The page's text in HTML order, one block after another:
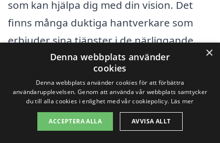
som kan hjälpa dig med din vision. Det
finns många duktiga hantverkare som
erbjuder sina tjänster i de närliggande
städerna, vilket gör det enkelt att få hjälp
oavsett var du befinner dig i området. Här
är några av de städer nära Toftbyn där du
kan hitta kvalificerade tapetserare:
×
Denna webbplats använder
cookies
Denna webbplats använder cookies för att förbättra
användarupplevelsen. Genom att använda vår webbplats samtycker
du till alla cookies i enlighet med vår cookiepolicy. Läs mer
ACCEPTERA ALLA AVVISA ALLT